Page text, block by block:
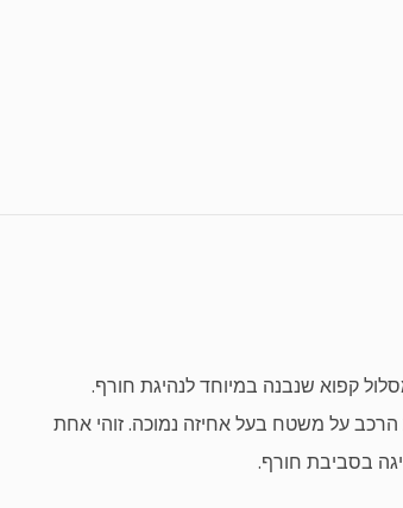
קפוא שנבנה במיוחד לנהיגת חורף.
הרכב על משטח בעל אחיזה נמוכה. זוהי אחת
בסביבת חורף.